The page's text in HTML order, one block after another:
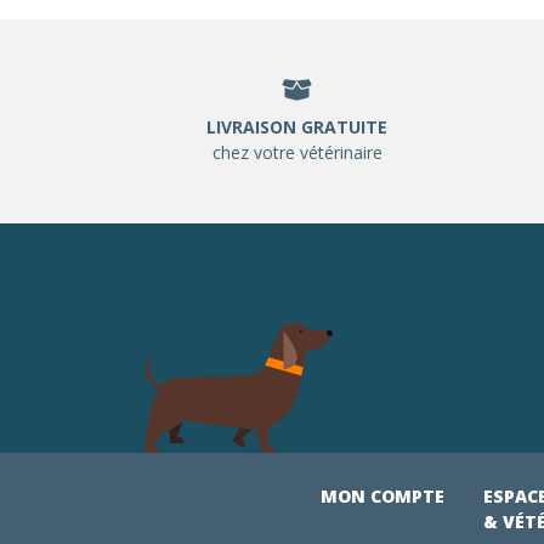
LIVRAISON GRATUITE
chez votre vétérinaire
MON COMPTE
&